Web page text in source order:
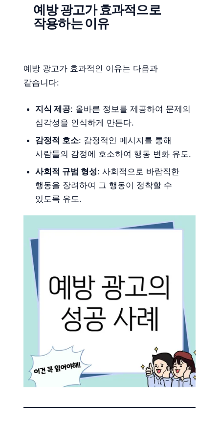
예방 광고가 효과적으로
작용하는 이유
예방 광고가 효과적인 이유는 다음과
같습니다:
지식 제공: 올바른 정보를 제공하여 문제의
심각성을 인식하게 만든다.
감정적 호소: 감정적인 메시지를 통해
사람들의 감정에 호소하여 행동 변화 유도.
사회적 규범 형성: 사회적으로 바람직한
행동을 장려하여 그 행동이 정착할 수
있도록 유도.